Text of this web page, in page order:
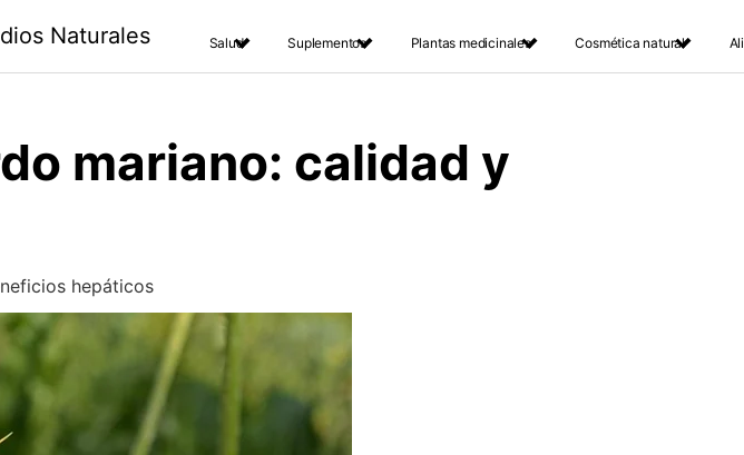
Naturales Salud Suplementos Plantas medicinales Cosmética natural
mariano: calidad y
hepáticos